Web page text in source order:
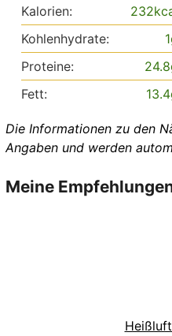
Kalorien:
232
Kohlenhydrate:
1
Proteine:
24.8
Fett:
13.4
Die Informationen zu den Nährwerten sind ungefähre
Angaben und werden
Meine